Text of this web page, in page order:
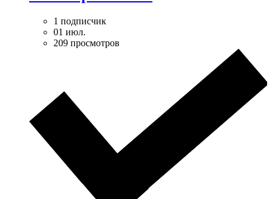
1 подписчик
01 июл.
209 просмотров